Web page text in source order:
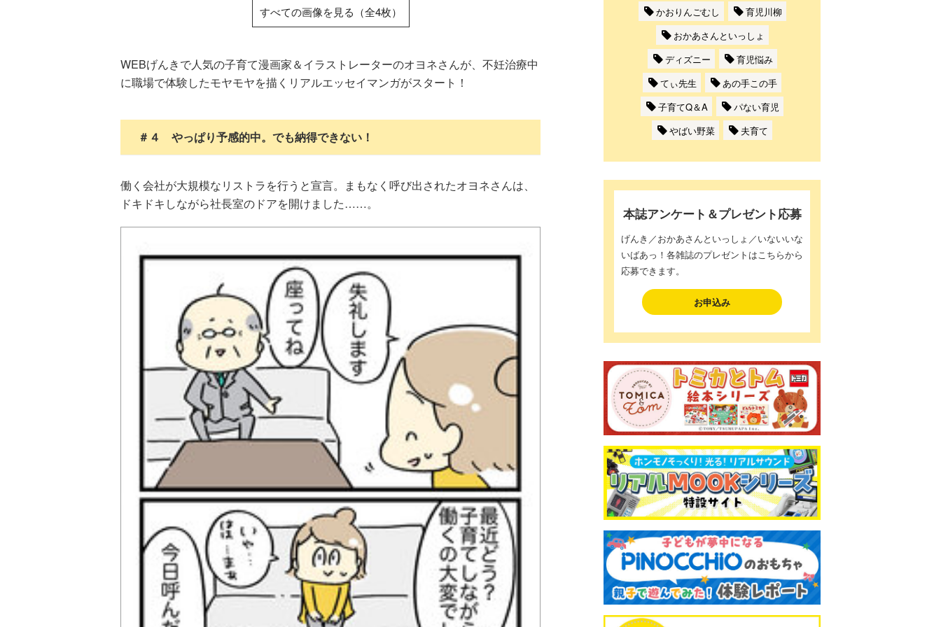
すべての画像を見る（全4枚）
WEBげんきで人気の子育て漫画家＆イラストレーターのオヨネさんが、不妊治療中
に職場で体験したモヤモヤを描くリアルエッセイマンガがスタート！
＃４ やっぱり予感的中。でも納得できない！
働く会社が大規模なリストラを行うと宣言。まもなく呼び出されたオヨネさんは、
ドキドキしながら社長室のドアを開けました……。
かおりんごむし
育児川柳
おかあさんといっしょ
ディズニー
育児悩み
てぃ先生
あの手この手
子育てQ＆A
パない育児
やばい野菜
夫育て
本誌アンケート＆プレゼント応募
げんき／おかあさんといっしょ／いないいな
いばあっ！各雑誌のプレゼントはこちらから
応募できます。
お申込み